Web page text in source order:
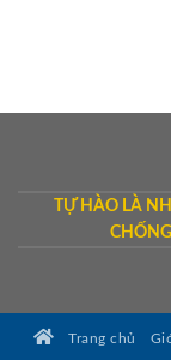
TỰ HÀO LÀ
Trang chủ